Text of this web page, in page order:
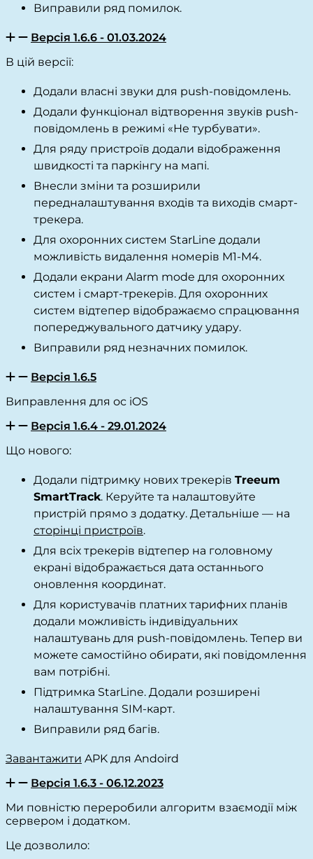
Виправили ряд помилок.
Версія 1.6.6 - 01.03.2024
В цій версії:
Додали власні звуки для push-повідомлень.
Додали функціонал відтворення звуків push-
повідомлень в режимі «Не турбувати».
Для ряду пристроїв додали відображення
швидкості та паркінгу на мапі.
Внесли зміни та розширили
передналаштування входів та виходів смарт-
трекера.
Для охоронних систем StarLine додали
можливість видалення номерів М1-М4.
Додали екрани Alarm mode для охоронних
систем і смарт-трекерів. Для охоронних
систем відтепер відображаємо спрацювання
попереджувального датчику удару.
Виправили ряд незначних помилок.
Версія 1.6.5
Виправлення для ос iOS
Версія 1.6.4 - 29.01.2024
Що нового:
Додали підтримку нових трекерів Treeum
SmartTrack. Керуйте та налаштовуйте
пристрій прямо з додатку. Детальніше — на
сторінці пристроїв.
Для всіх трекерів відтепер на головному
екрані відображається дата останнього
оновлення координат.
Для користувачів платних тарифних планів
додали можливість індивідуальних
налаштувань для push-повідомлень. Тепер ви
можете самостійно обирати, які повідомлення
вам потрібні.
Підтримка StarLine. Додали розширені
налаштування SIM-карт.
Виправили ряд багів.
Завантажити APK для Andoird
Версія 1.6.3 - 06.12.2023
Ми повністю переробили алгоритм взаємодії між
сервером і додатком.
Це дозволило: